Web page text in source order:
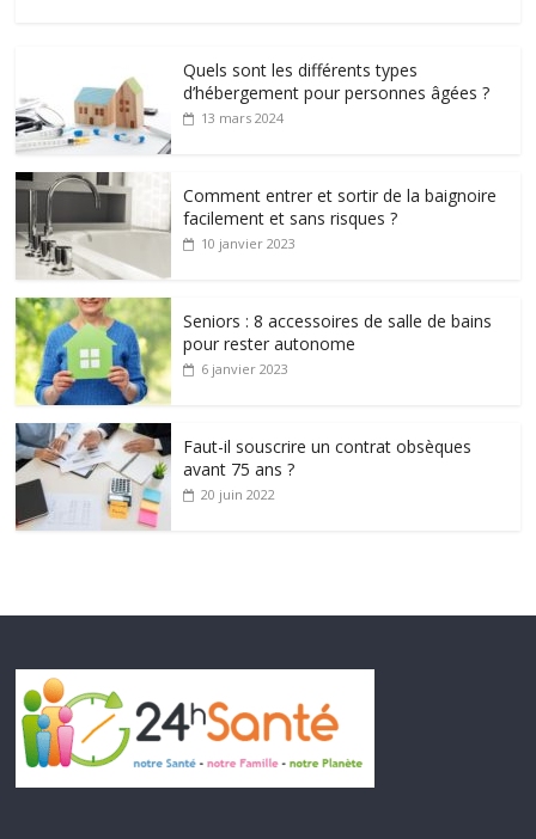
Quels sont les différents types
d’hébergement pour personnes âgées ?
13 mars 2024
Comment entrer et sortir de la baignoire
facilement et sans risques ?
10 janvier 2023
Seniors : 8 accessoires de salle de bains
pour rester autonome
6 janvier 2023
Faut-il souscrire un contrat obsèques
avant 75 ans ?
20 juin 2022